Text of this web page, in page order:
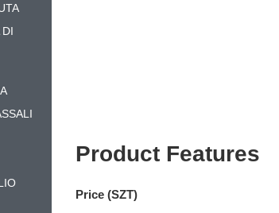
Product Features
Price (SZT)